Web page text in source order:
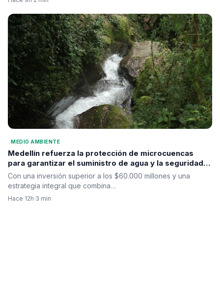
MEDIO AMBIENTE
Medellín refuerza la protección de microcuencas
para garantizar el suministro de agua y la seguridad
hídrica
Con una inversión superior a los $60.000 millones y una
estrategia integral que combina…
Hace 12h·3 min